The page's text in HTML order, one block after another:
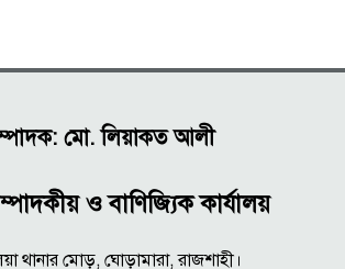
মো. লিয়াকত আলী
ও বাণিজ্যিক কার্যালয়
থানার মোড়, ঘোড়ামারা, রাজশাহী।